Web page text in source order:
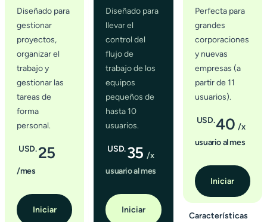
Diseñado para
gestionar
proyectos,
organizar el
trabajo y
gestionar las
tareas de
forma
personal.
USD. 25
/mes
Iniciar
Diseñado para
llevar el
control del
flujo de
trabajo de los
equipos
pequeños de
hasta 10
usuarios.
USD.35 /x
usuario al mes
Iniciar
Perfecta para
grandes
corporaciones
y nuevas
empresas (a
partir de 11
usuarios).
USD.40 /x
usuario al mes
Iniciar
Características